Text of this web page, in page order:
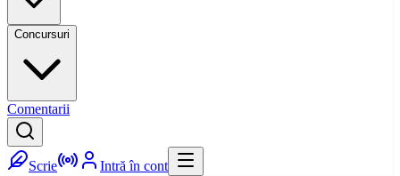
Concursuri
Comentarii
Scrie Intră în cont